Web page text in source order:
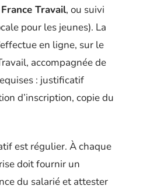
France Travail, ou suivi
pour les jeunes). La
en ligne, sur le
accompagnée de
: justificatif
d’inscription, copie du
est régulier. À chaque
doit fournir un
du salarié et attester